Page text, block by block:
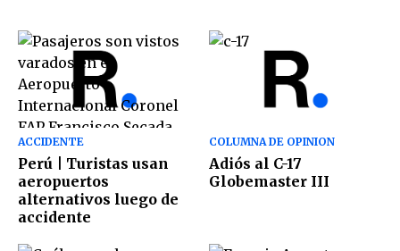
ACCIDENTE
Perú | Turistas usan
aeropuertos
alternativos luego de
accidente
COLUMNA DE OPINION
Adiós al C-17
Globemaster III